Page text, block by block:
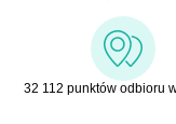
32 112 punktów odbioru